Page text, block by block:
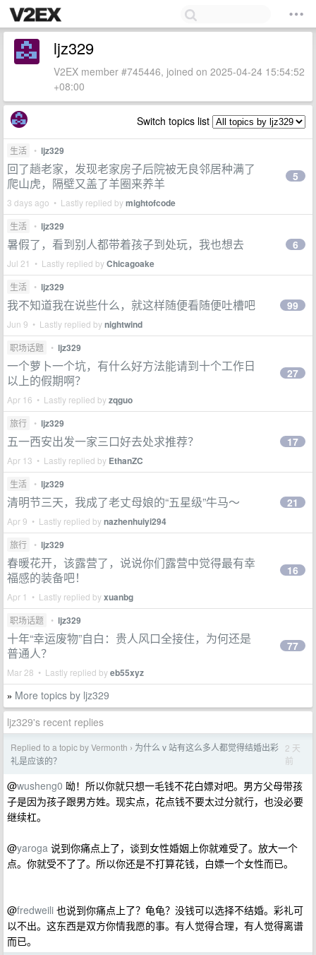
ljz329
V2EX member #745446, joined on 2025-04-24 15:54:52
+08:00
Switch topics list
生活 • ljz329
回了趟老家，发现老家房子后院被无良邻居种满了
爬山虎，隔壁又盖了羊圈来养羊
3 days ago • Lastly replied bymightofcode
5
生活 • ljz329
暑假了，看到别人都带着孩子到处玩，我也想去
Jul 21 • Lastly replied byChicagoake
6
生活 • ljz329
我不知道我在说些什么，就这样随便看随便吐槽吧
Jun 9 • Lastly replied bynightwind
99
职场话题 • ljz329
一个萝卜一个坑，有什么好方法能请到十个工作日
以上的假期啊？
Apr 16 • Lastly replied byzqguo
27
旅行 • ljz329
五一西安出发一家三口好去处求推荐？
Apr 13 • Lastly replied by EthanZC
17
生活 • ljz329
清明节三天，我成了老丈母娘的“五星级”牛马～
Apr 9 • Lastly replied bynazhenhuiyi294
21
旅行 • ljz329
春暖花开，该露营了，说说你们露营中觉得最有幸
福感的装备吧！
Apr 1 • Lastly replied byxuanbg
16
职场话题 • ljz329
十年“幸运废物”自白：贵人风口全接住，为何还是
普通人？
Mar 28 • Lastly replied byeb55xyz
77
» More topics by ljz329
ljz329's recent replies
Replied to a topic by Vermonth › 为什么 v 站有这么多人都觉得结婚出彩
礼是应该的？
2 天
前
@wusheng0 呦！所以你就只想一毛钱不花白嫖对吧。男方父母带孩
子是因为孩子跟男方姓。现实点，花点钱不要太过分就行，也没必要
继续杠。
@yaroga 说到你痛点上了，谈到女性婚姻上你就难受了。放大一个
点。你就受不了了。所以你还是不打算花钱，白嫖一个女性而已。
@fredweili 也说到你痛点上了？龟龟？没钱可以选择不结婚。彩礼可
以不出。这东西是双方你情我愿的事。有人觉得合理，有人觉得离谱
而已。